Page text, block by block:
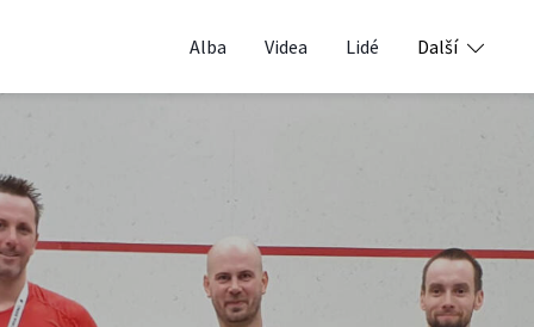
Alba Videa Lidé Další